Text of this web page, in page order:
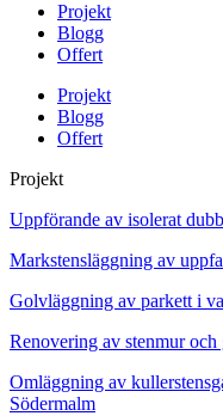
Projekt
Blogg
Offert
Projekt
Blogg
Offert
Projekt
Uppförande av isolerat
Markstensläggning av
Golvläggning av parkett i
Renovering av stenmur och
Omläggning av
Södermalm